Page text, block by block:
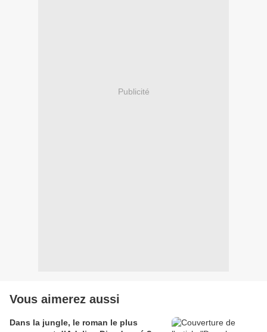
Publicité
Vous aimerez aussi
Dans la jungle, le roman le plus